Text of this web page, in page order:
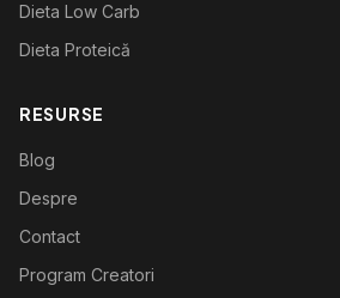
Dieta Low Carb
Dieta Proteică
RESURSE
Blog
Despre
Contact
Program Creatori